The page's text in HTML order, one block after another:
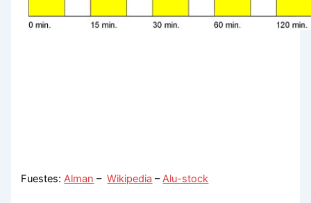
Fuestes:Alman –Wikipedia –Alu-stock